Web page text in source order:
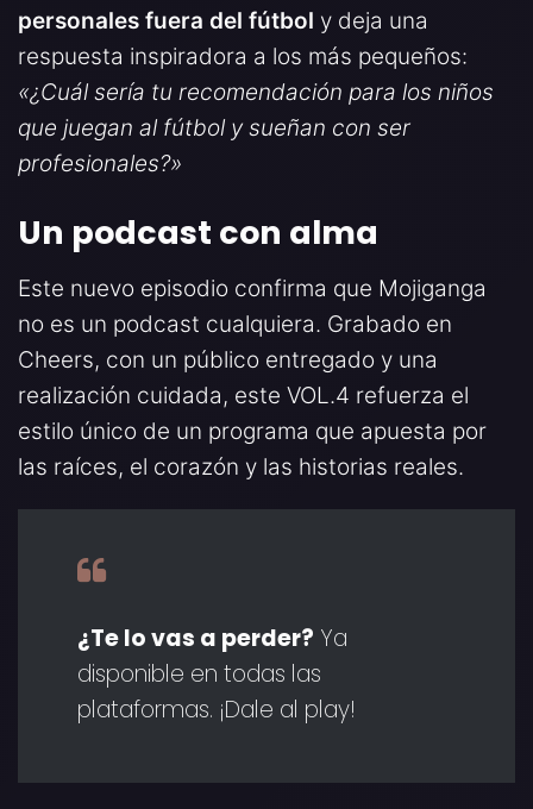
personales fuera del fútbol y deja una
respuesta inspiradora a los más pequeños:
«¿Cuál sería tu recomendación para los niños
que juegan al fútbol y sueñan con ser
profesionales?»
Un podcast con alma
Este nuevo episodio confirma que Mojiganga
no es un podcast cualquiera. Grabado en
Cheers, con un público entregado y una
realización cuidada, este VOL.4 refuerza el
estilo único de un programa que apuesta por
las raíces, el corazón y las historias reales.
¿Te lo vas a perder? Ya
disponible en todas las
plataformas. ¡Dale al play!